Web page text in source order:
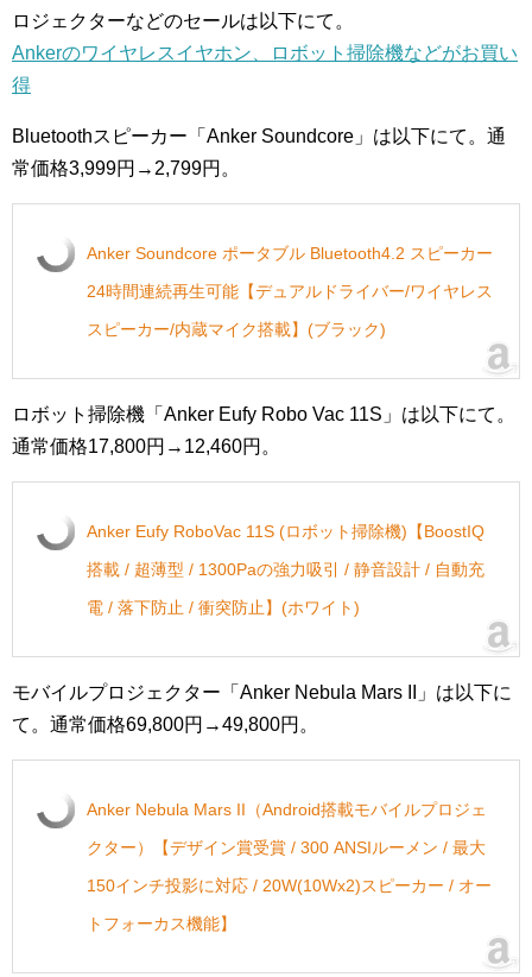
ロジェクターなどのセールは以下にて。
Ankerのワイヤレスイヤホン、ロボット掃除機などがお買い
得
Bluetoothスピーカー「Anker Soundcore」は以下にて。通
常価格3,999円→2,799円。
Anker Soundcore ポータブル Bluetooth4.2 スピーカー
24時間連続再生可能【デュアルドライバー/ワイヤレス
スピーカー/内蔵マイク搭載】(ブラック)
ロボット掃除機「Anker Eufy Robo Vac 11S」は以下にて。
通常価格17,800円→12,460円。
Anker Eufy RoboVac 11S (ロボット掃除機)【BoostIQ
搭載 / 超薄型 / 1300Paの強力吸引 / 静音設計 / 自動充
電 / 落下防止 / 衝突防止】(ホワイト)
モバイルプロジェクター「Anker Nebula Mars II」は以下に
て。通常価格69,800円→49,800円。
Anker Nebula Mars II（Android搭載モバイルプロジェ
クター）【デザイン賞受賞 / 300 ANSIルーメン / 最大
150インチ投影に対応 / 20W(10Wx2)スピーカー / オー
トフォーカス機能】